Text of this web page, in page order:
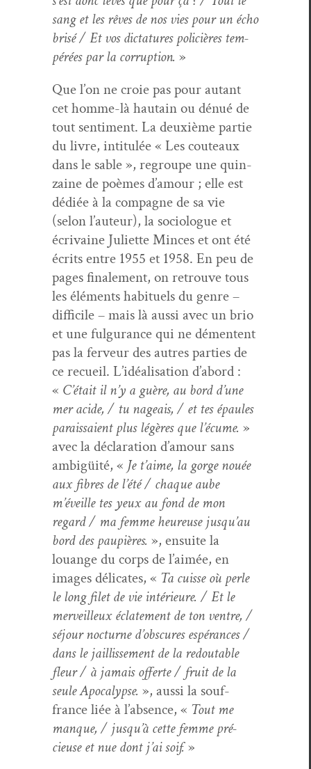
sang et les rêves de nos vies pour un écho
brisé / Et vos dic­tatures poli­cières tem­
pérées par la cor­rup­tion. »
Que l’on ne croie pas pour autant
cet homme-là hau­tain ou dénué de
tout sen­ti­ment. La deux­ième par­tie
du livre, inti­t­ulée « Les couteaux
dans le sable », regroupe une quin­
zaine de poèmes d’amour ; elle est
dédiée à la com­pagne de sa vie
(selon l’auteur), la soci­o­logue et
écrivaine Juli­ette Minces et ont été
écrits entre 1955 et 1958. En peu de
pages finale­ment, on retrou­ve tous
les élé­ments habituels du genre –
dif­fi­cile – mais là aus­si avec un brio
et une ful­gu­rance qui ne démentent
pas la fer­veur des autres par­ties de
ce recueil. L’idéalisation d’abord :
« C’était il n’y a guère, au bord d’une
mer acide, / tu nageais, / et tes épaules
parais­saient plus légères que l’écume. »
avec la déc­la­ra­tion d’amour sans
ambigüité, « Je t’aime, la gorge nouée
aux fibres de l’été / chaque aube
m’éveille tes yeux au fond de mon
regard / ma femme heureuse jusqu’au
bord des paupières. », ensuite la
louange du corps de l’aimée, en
images déli­cates, « Ta cuisse où per­le
le long filet de vie intérieure. / Et le
mer­veilleux éclate­ment de ton ven­tre, /
séjour noc­turne d’obscures espérances /
dans le jail­lisse­ment de la red­outable
fleur / à jamais offerte / fruit de la
seule Apoc­a­lypse. », aus­si la souf­
france liée à l’absence, « Tout me
manque, / jusqu’à cette femme pré­
cieuse et nue dont j’ai soif.»